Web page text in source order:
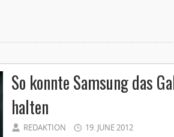
So konnte Samsung das
halten
REDAKTION 19. JUNE 2012